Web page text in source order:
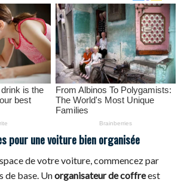
pour une voiture bien organisée
de votre voiture, commencez par
de base. Unorganisateur de coffreest